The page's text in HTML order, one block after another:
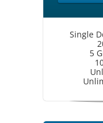
Single
5